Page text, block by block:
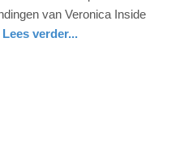
van Veronica Inside
Lees verder...